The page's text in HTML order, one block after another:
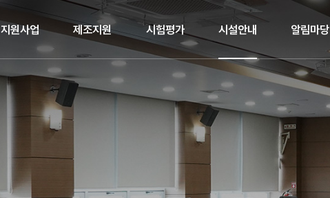
지원사업 제조지원 시험평가 시설안내 알림마당